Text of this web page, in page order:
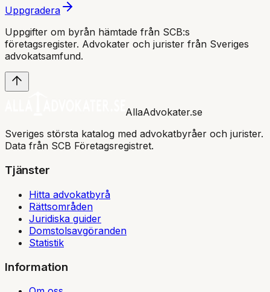
Uppgradera
Uppgifter om byrån hämtade från SCB:s
företagsregister. Advokater och jurister från Sveriges
advokatsamfund.
AllaAdvokater.se
Sveriges största katalog med advokatbyråer och jurister.
Data från SCB Företagsregistret.
Tjänster
Hitta advokatbyrå
Rättsområden
Juridiska guider
Domstolsavgöranden
Statistik
Information